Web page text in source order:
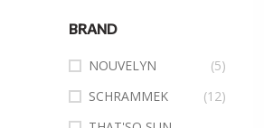
BRAND
NOUVELYN
(5)
SCHRAMMEK
(12)